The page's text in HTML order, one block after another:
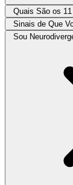
Quais São os
Sinais de Que
Sou